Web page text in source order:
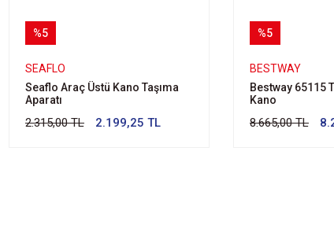
%5
SEAFLO
Seaflo Araç Üstü Kano Taşıma
Aparatı
2.315,00 TL 2.199,25 TL
%5
BESTWAY
Bestway 65115
Kano
8.665,00 TL